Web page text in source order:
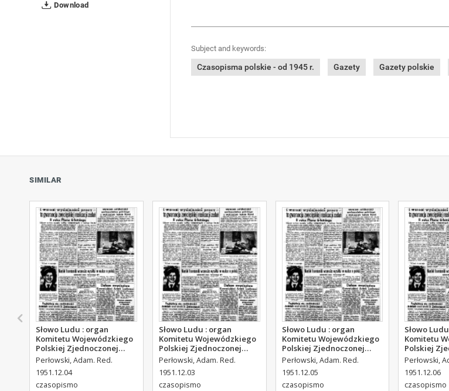
Download
Subject and keywords:
Czasopisma polskie - od 1945 r. Gazety Gazety polskie
SIMILAR
Słowo Ludu : organ
Komitetu Wojewódzkiego
Polskiej Zjednoczonej
Partii Robotniczej, 1951,
R.3, nr 313
Perłowski, Adam. Red.
1951.12.04
czasopismo
Słowo Ludu : organ
Komitetu Wojewódzkiego
Polskiej Zjednoczonej
Partii Robotniczej, 1951,
R.3, nr 312
Perłowski, Adam. Red.
1951.12.03
czasopismo
Słowo Ludu : organ
Komitetu Wojewódzkiego
Polskiej Zjednoczonej
Partii Robotniczej, 1951,
R.3, nr 314
Perłowski, Adam. Red.
1951.12.05
czasopismo
Słowo
Komitetu
Polskiej
Partii
R.3, nr 315
Perłowski,
1951.12.06
czasopismo